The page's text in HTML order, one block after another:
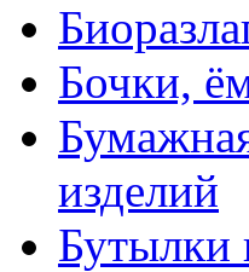
Бочки,
изделий
Бутылки